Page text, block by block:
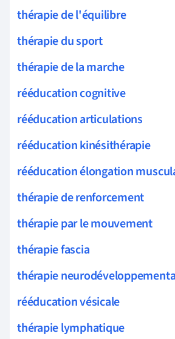
thérapie de l'équilibre
thérapie du sport
thérapie de la marche
rééducation cognitive
rééducation articulations
rééducation kinésithérapie
rééducation élongation
thérapie de renforcement
thérapie par le mouvement
thérapie fascia
thérapie
rééducation vésicale
thérapie lymphatique